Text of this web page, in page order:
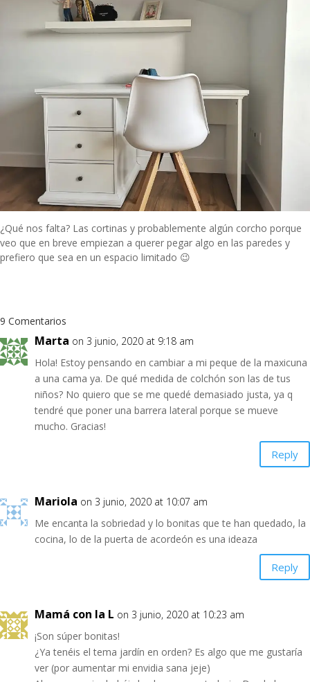
¿Qué nos falta? Las cortinas y probablemente algún corcho porque
veo que en breve empiezan a querer pegar algo en las paredes y
prefiero que sea en un espacio limitado 😉
9 Comentarios
Marta on 3 junio, 2020 at 9:18 am
Hola! Estoy pensando en cambiar a mi peque de la maxicuna
a una cama ya. De qué medida de colchón son las de tus
niños? No quiero que se me quedé demasiado justa, ya q
tendré que poner una barrera lateral porque se mueve
mucho. Gracias!
Reply
Mariola on 3 junio, 2020 at 10:07 am
Me encanta la sobriedad y lo bonitas que te han quedado, la
cocina, lo de la puerta de acordeón es una ideaza
Reply
Mamá con la L on 3 junio, 2020 at 10:23 am
¡Son súper bonitas!
¿Ya tenéis el tema jardín en orden? Es algo que me gustaría
ver (por aumentar mi envidia sana jeje)